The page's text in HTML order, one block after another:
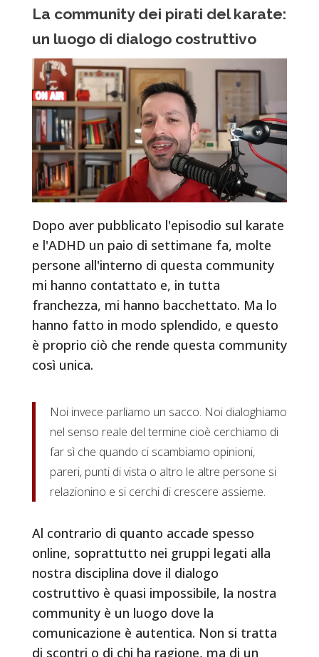
La community dei pirati del karate:
un luogo di dialogo costruttivo
Dopo aver pubblicato l'episodio sul karate
e l'ADHD un paio di settimane fa, molte
persone all'interno di questa community
mi hanno contattato e, in tutta
franchezza, mi hanno bacchettato. Ma lo
hanno fatto in modo splendido, e questo
è proprio ciò che rende questa community
così unica.
Noi invece parliamo un sacco. Noi dialoghiamo
nel senso reale del termine cioè cerchiamo di
far sì che quando ci scambiamo opinioni,
pareri, punti di vista o altro le altre persone si
relazionino e si cerchi di crescere assieme.
Al contrario di quanto accade spesso
online, soprattutto nei gruppi legati alla
nostra disciplina dove il dialogo
costruttivo è quasi impossibile, la nostra
community è un luogo dove la
comunicazione è autentica. Non si tratta
di scontri o di chi ha ragione, ma di un